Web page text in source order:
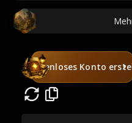
Kostenloses Konto